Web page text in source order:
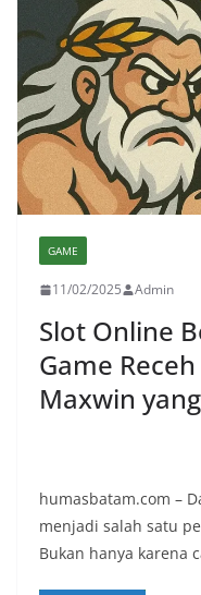
GAME
11/02/2025 Admin
Slot Online
Game
Maxwin
humasbatam.com –
menjadi salah satu
Bukan hanya karena